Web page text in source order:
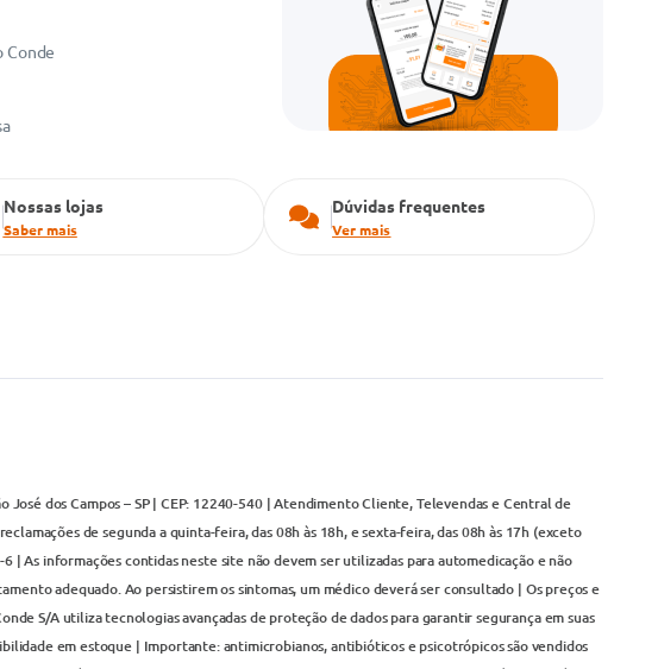
Conde
Nossas lojas
Saber mais
Dúvidas frequentes
Ver mais
dos Campos – SP | CEP: 12240-540 | Atendimento Cliente, Televendas e Central de
de segunda a quinta-feira, das 08h às 18h, e sexta-feira, das 08h às 17h (exceto
| As informações contidas neste site não devem ser utilizadas para automedicação e não
adequado. Ao persistirem os sintomas, um médico deverá ser consultado | Os preços e
S/A utiliza tecnologias avançadas de proteção de dados para garantir segurança em suas
em estoque | Importante: antimicrobianos, antibióticos e psicotrópicos são vendidos